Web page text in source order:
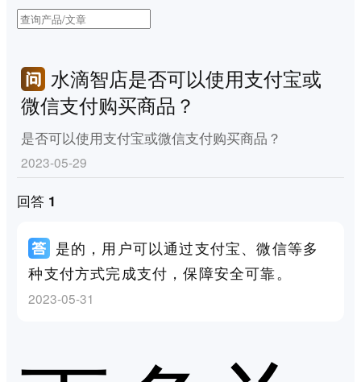
水滴智店是否可以使用支付宝或
微信支付购买商品？
是否可以使用支付宝或微信支付购买商品？
2023-05-29
回答 1
是的，用户可以通过支付宝、微信等多
种支付方式完成支付，保障安全可靠。
2023-05-31